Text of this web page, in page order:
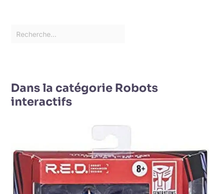
Dans la catégorie Robots
interactifs